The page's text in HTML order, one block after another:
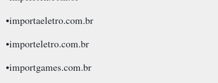
•importaeletro.com.br
•importeletro.com.br
•importgames.com.br